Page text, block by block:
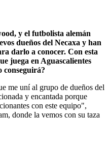
y el futbolista alemán
dueños del Necaxa y han
darlo a conocer. Con esta
juega en Aguascalientes
conseguirá?
me uní al grupo de dueños del
y encantada porque
con este equipo",
donde la vemos con su taza